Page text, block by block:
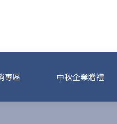
專區 中秋企業贈禮